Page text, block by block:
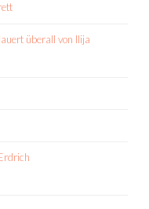
überall von Ilija